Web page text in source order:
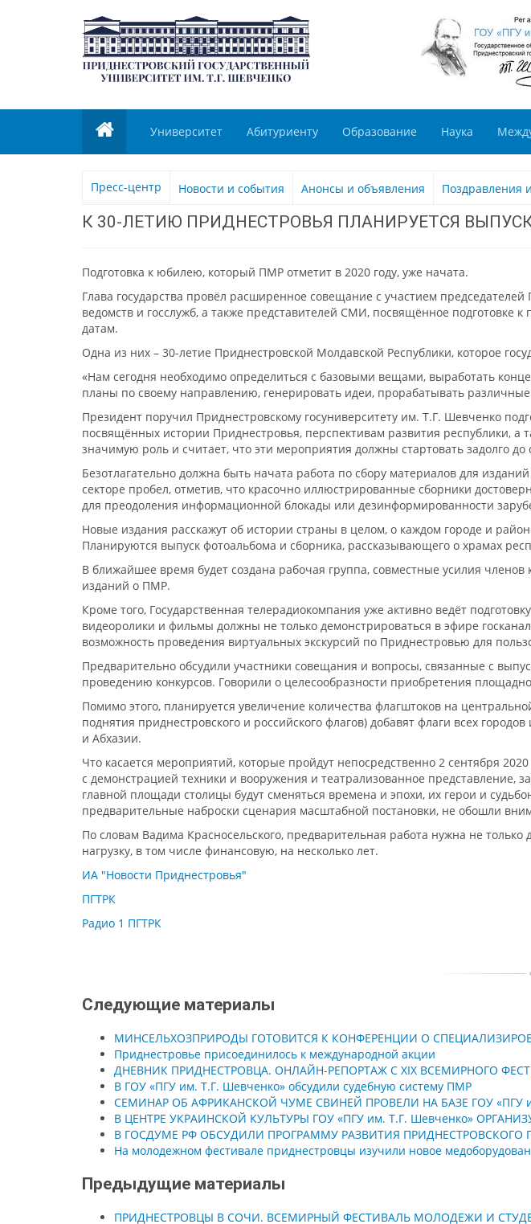
Университет Абитуриенту Образование Наука
Пресс-центр Новости и события Анонсы и объявления Поздравления
К 30-ЛЕТИЮ ПРИДНЕСТРОВЬЯ ПЛАНИРУЕТСЯ
Подготовка к юбилею, который ПМР отметит в 2020 году, уже начата.
Глава государства провёл расширенное совещание с участием
ведомств и госслужб, а также представителей СМИ, посвящённое
датам.
Одна из них – 30-летие Приднестровской Молдавской Республики, которое
«Нам сегодня необходимо определиться с базовыми вещами, выработать
планы по своему направлению, генерировать идеи, прорабатывать
Президент поручил Приднестровскому госуниверситету им. Т.Г. Шевченко
посвящённых истории Приднестровья, перспективам развития республики, а
значимую роль и считает, что эти мероприятия должны стартовать задолго до
Безотлагательно должна быть начата работа по сбору материалов для
секторе пробел, отметив, что красочно иллюстрированные сборники
для преодоления информационной блокады или дезинформированности
Новые издания расскажут об истории страны в целом, о каждом городе и
Планируются выпуск фотоальбома и сборника, рассказывающего о храмах
В ближайшее время будет создана рабочая группа, совместные усилия
изданий о ПМР.
Кроме того, Государственная телерадиокомпания уже активно ведёт
видеоролики и фильмы должны не только демонстрироваться в эфире
возможность проведения виртуальных экскурсий по Приднестровью для
Предварительно обсудили участники совещания и вопросы, связанные с
проведению конкурсов. Говорили о целесообразности приобретения
Помимо этого, планируется увеличение количества флагштоков на
поднятия приднестровского и российского флагов) добавят флаги всех
и Абхазии.
Что касается мероприятий, которые пройдут непосредственно 2 сентября
с демонстрацией техники и вооружения и театрализованное представление,
главной площади столицы будут сменяться времена и эпохи, их герои и
предварительные наброски сценария масштабной постановки, не обошли
По словам Вадима Красносельского, предварительная работа нужна не
нагрузку, в том числе финансовую, на несколько лет.
ИА "Новости Приднестровья"
ПГТРК
Радио 1 ПГТРК
Следующие материалы
МИНСЕЛЬХОЗПРИРОДЫ ГОТОВИТСЯ К КОНФЕРЕНЦИИ О
Приднестровье присоединилось к международной акции
ДНЕВНИК ПРИДНЕСТРОВЦА. ОНЛАЙН-РЕПОРТАЖ С XIX ВСЕМИРНОГО
В ГОУ «ПГУ им. Т.Г. Шевченко» обсудили судебную систему ПМР
СЕМИНАР ОБ АФРИКАНСКОЙ ЧУМЕ СВИНЕЙ ПРОВЕЛИ НА БАЗЕ ГОУ «ПГУ
В ЦЕНТРЕ УКРАИНСКОЙ КУЛЬТУРЫ ГОУ «ПГУ им. Т.Г. Шевченко»
В ГОСДУМЕ РФ ОБСУДИЛИ ПРОГРАММУ РАЗВИТИЯ ПРИДНЕСТРОВСКОГО
На молодежном фестивале приднестровцы изучили новое
Предыдущие материалы
ПРИДНЕСТРОВЦЫ В СОЧИ. ВСЕМИРНЫЙ ФЕСТИВАЛЬ МОЛОДЕЖИ И